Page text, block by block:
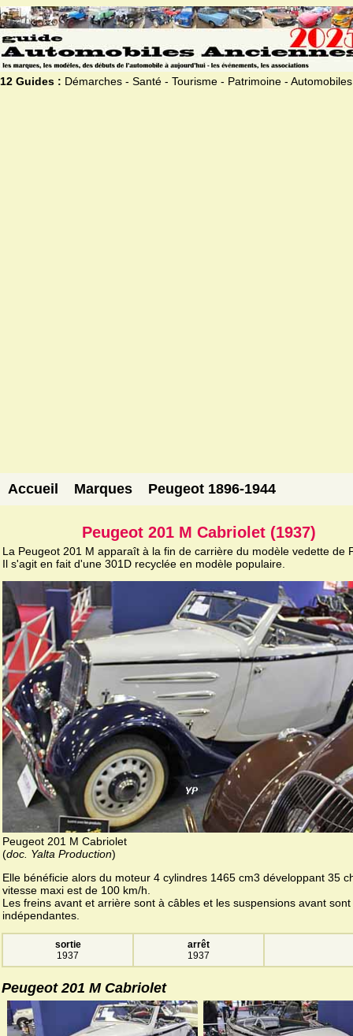
12 Guides : Démarches - Santé - Tourisme - Patrimoine - Automobiles
Accueil Marques Peugeot 1896-1944
Peugeot 201 M Cabriolet (1937)
La Peugeot 201 M apparaît à la fin de carrière du modèle vedette de
Il s'agit en fait d'une 301D recyclée en modèle populaire.
Peugeot 201 M Cabriolet
(doc. Yalta Production)
Elle bénéficie alors du moteur 4 cylindres 1465 cm3 développant 35
vitesse maxi est de 100 km/h.
Les freins avant et arrière sont à câbles et les suspensions avant sont
indépendantes.
sortie
1937
arrêt
1937
Peugeot 201 M Cabriolet